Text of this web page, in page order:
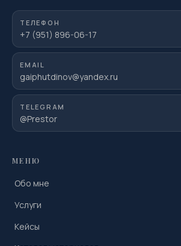
ТЕЛЕФОН
+7 (951) 896-06-17
EMAIL
gaiphutdinov@yandex.ru
TELEGRAM
@Prestor
МЕНЮ
Обо мне
Услуги
Кейсы